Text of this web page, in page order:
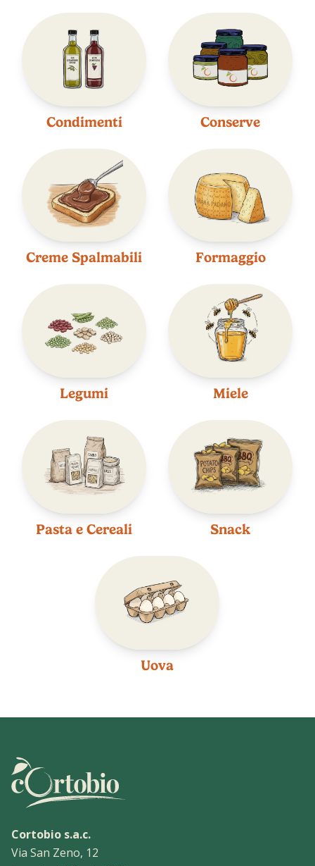
Condimenti Conserve
Creme Spalmabili Formaggio
Legumi Miele
Pasta e Cereali Snack
Uova
Cortobio s.a.c.
Via San Zeno, 12